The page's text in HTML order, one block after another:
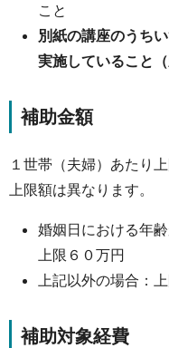
こと
別紙の講座のうち
実施していること（
補助金額
１世帯（夫婦）あたり
上限額は異なります。
婚姻日における年
上限６０万円
上記以外の場合：
補助対象経費